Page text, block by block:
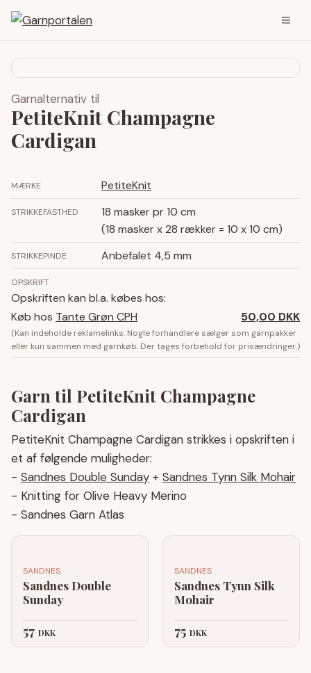
Garnalternativ til
PetiteKnit Champagne
Cardigan
MÆRKE PetiteKnit
STRIKKEFASTHED
18 masker pr 10 cm
(18 masker x 28 rækker = 10 x 10 cm)
STRIKKEPINDE Anbefalet 4,5 mm
OPSKRIFT
Opskriften kan bl.a. købes hos:
Køb hos Tante Grøn CPH 50,00 DKK
(Kan indeholde reklamelinks. Nogle forhandlere sælger som garnpakker
eller kun sammen med garnkøb. Der tages forbehold for prisændringer.)
Garn til PetiteKnit Champagne
Cardigan
PetiteKnit Champagne Cardigan strikkes i opskriften i
et af følgende muligheder:
- Sandnes Double Sunday + Sandnes Tynn Silk Mohair
- Knitting for Olive Heavy Merino
- Sandnes Garn Atlas
SANDNES
Sandnes Double
Sunday
57 DKK
SANDNES
Sandnes Tynn Silk
Mohair
75 DKK